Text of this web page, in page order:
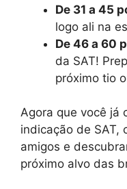
De 31 a 45
logo ali na
De 46 a 60
da SAT!
próximo tio
Agora que você já
indicação de SAT,
amigos e
próximo alvo das